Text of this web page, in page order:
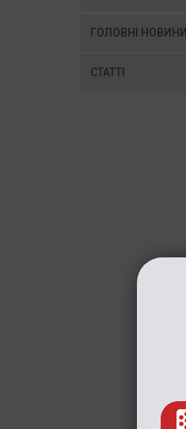
ГОЛОВНІ НОВИНИ
СТАТТІ